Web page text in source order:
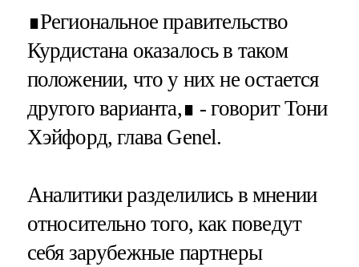
∎Региональное правительство
Курдистана оказалось в таком
положении, что у них не остается
другого варианта,∎ - говорит Тони
Хэйфорд, глава Genel.
Аналитики разделились в мнении
относительно того, как поведут
себя зарубежные партнеры